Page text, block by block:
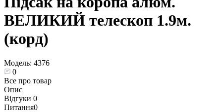
ВЕЛИКИЙ телескоп 1.9м.
(корд)
Модель: 4376
0
Все про товар
Опис
Відгуки 0
Питання0